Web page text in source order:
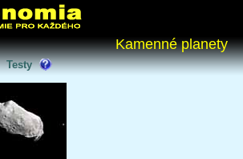
Kamenné planety
Testy